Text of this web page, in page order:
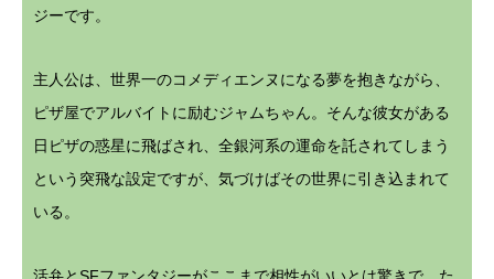
ジーです。
主人公は、世界一のコメディエンヌになる夢を抱きながら、
ピザ屋でアルバイトに励むジャムちゃん。そんな彼女がある
日ピザの惑星に飛ばされ、全銀河系の運命を託されてしまう
という突飛な設定ですが、気づけばその世界に引き込まれて
いる。